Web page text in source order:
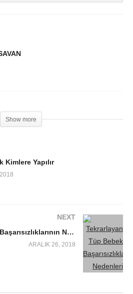
Show more
Kimlere Yapılır
NEXT
Tekrarlayan Tüp Bebek Başarısızlıklarının Nedenleri
ARALIK 26, 2018